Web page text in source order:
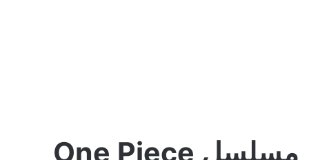
مسلسل One Piece